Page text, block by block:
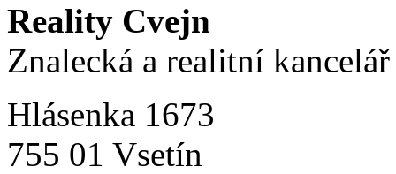
Reality Cvejn
Znalecká a realitní kancelář
Hlásenka 1673
755 01 Vsetín